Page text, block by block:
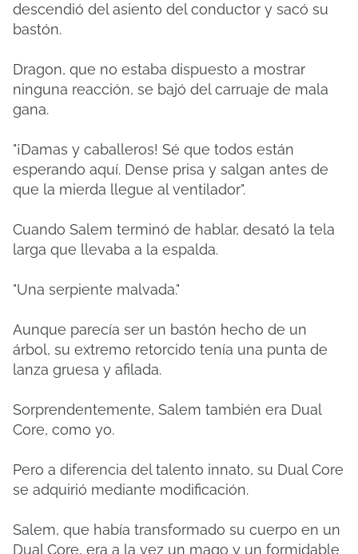
descendió del asiento del conductor y sacó su
bastón.
Dragon, que no estaba dispuesto a mostrar
ninguna reacción, se bajó del carruaje de mala
gana.
"¡Damas y caballeros! Sé que todos están
esperando aquí. Dense prisa y salgan antes de
que la mierda llegue al ventilador".
Cuando Salem terminó de hablar, desató la tela
larga que llevaba a la espalda.
"Una serpiente malvada."
Aunque parecía ser un bastón hecho de un
árbol, su extremo retorcido tenía una punta de
lanza gruesa y afilada.
Sorprendentemente, Salem también era Dual
Core, como yo.
Pero a diferencia del talento innato, su Dual Core
se adquirió mediante modificación.
Salem, que había transformado su cuerpo en un
Dual Core, era a la vez un mago y un formidable